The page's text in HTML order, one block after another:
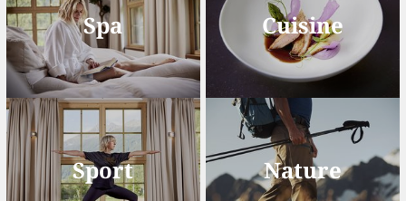
Spa Cuisine
Sport Nature